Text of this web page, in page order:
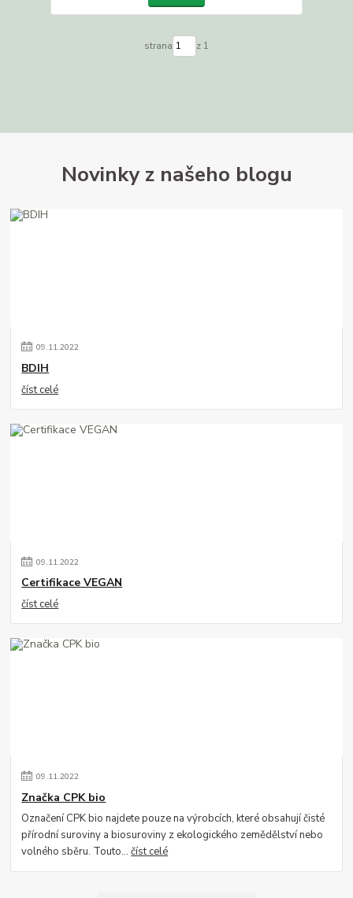
strana z 1
Novinky z našeho blogu
09.11.2022
BDIH
číst celé
09.11.2022
Certifikace VEGAN
číst celé
09.11.2022
Značka CPK bio
Označení CPK bio najdete pouze na výrobcích, které obsahují čisté
přírodní suroviny a biosuroviny z ekologického zemědělství nebo
volného sběru. Touto...číst celé